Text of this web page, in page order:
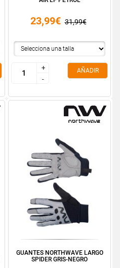
23,99€ 31,99€
+
-
+
-
AÑADIR
GUANTES NORTHWAVE LARGO
SPIDER GRIS-NEGRO